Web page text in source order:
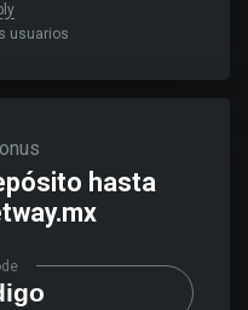
usuarios
hasta